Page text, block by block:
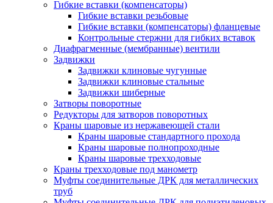
Гибкие вставки (компенсаторы)
Гибкие вставки резьбовые
Гибкие вставки (компенсаторы) фланцевые
Контрольные стержни для гибких вставок
Диафрагменные (мембранные) вентили
Задвижки
Задвижки клиновые чугунные
Задвижки клиновые стальные
Задвижки шиберные
Затворы поворотные
Редукторы для затворов поворотных
Краны шаровые из нержавеющей стали
Краны шаровые стандартного прохода
Краны шаровые полнопроходные
Краны шаровые трехходовые
Краны трехходовые под манометр
Муфты соединительные ДРК для металлических
труб